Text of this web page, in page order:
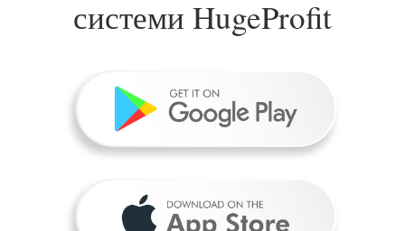
системи HugeProfit